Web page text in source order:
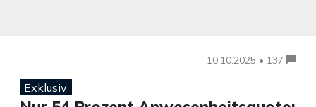
10.10.2025 • 137
Exklusiv